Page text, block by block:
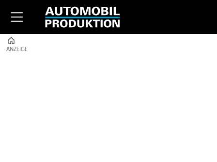
ANZEIGE
ANZEIGE